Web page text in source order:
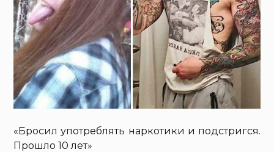
«Бросил употреблять наркотики и подстригся.
Прошло 10 лет»